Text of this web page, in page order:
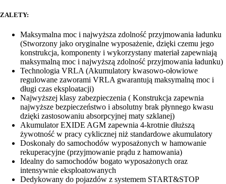
ZALETY:
Maksymalna moc i najwyższa zdolność przyjmowania ładunku
(Stworzony jako oryginalne wyposażenie, dzięki czemu jego
konstrukcja, komponenty i wykorzystany materiał zapewniają
maksymalną moc i najwyższą zdolność przyjmowania ładunku)
Technologia VRLA (Akumulatory kwasowo-ołowiowe
regulowane zaworami VRLA gwarantują maksymalną moc i
długi czas eksploatacji)
Najwyższej klasy zabezpieczenia ( Konstrukcja zapewnia
najwyższe bezpieczeństwo i absolutny brak płynnego kwasu
dzięki zastosowaniu absorpcyjnej maty szklanej)
Akumulator EXIDE AGM zapewnia 4-krotnie dłuższą
żywotność w pracy cyklicznej niż standardowe akumulatory
Doskonały do samochodów wyposażonych w hamowanie
rekuperacyjne (przyjmowanie prądu z hamowania)
Idealny do samochodów bogato wyposażonych oraz
intensywnie eksploatowanych
Dedykowany do pojazdów z systemem START&STOP